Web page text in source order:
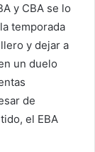
y CBA se lo
temporada
y dejar a
un duelo
de
el EBA